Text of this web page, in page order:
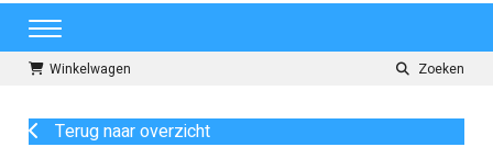
Winkelwagen Zoeken
Terug naar overzicht